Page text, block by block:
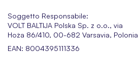
Soggetto Responsabile:
VOLT BALTIJA Polska Sp. z o.o., via
Hoża 86/410, 00-682 Varsavia, Polonia
EAN: 8004395111336